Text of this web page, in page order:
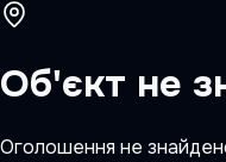
Об'єкт не
Оголошення не